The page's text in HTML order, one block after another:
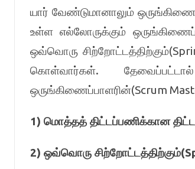
யார் வேண்டுமானாலும்
உள்ள எல்லோருக்கும்
ஒவ்வொரு சிற்றோட்டத்திற்கும்
கொள்வார்கள்.
ஒருங்கிணைப்பாளரின்(Scrum
1) மொத்தத் திட்டப்பணிக்கான
2) ஒவ்வொரு சிற்றோட்டத்திற்கும்